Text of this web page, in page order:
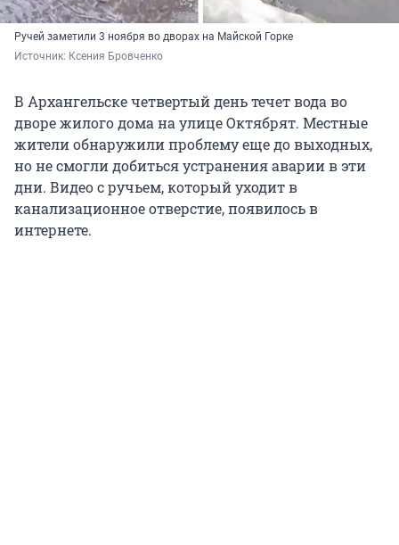
Ручей заметили 3 ноября во дворах на Майской Горке
Источник: Ксения Бровченко
В Архангельске четвертый день течет вода во
дворе жилого дома на улице Октябрят. Местные
жители обнаружили проблему еще до выходных,
но не смогли добиться устранения аварии в эти
дни. Видео с ручьем, который уходит в
канализационное отверстие, появилось в
интернете.